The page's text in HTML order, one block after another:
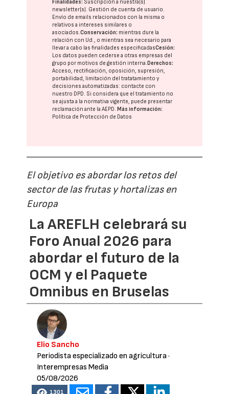
Finalidades: Suscripción a nuestra(s)
newsletter(s). Gestión de cuenta de usuario.
Envío de emails relacionados con la misma o
relativos a intereses similares o
asociados.Conservación: mientras dure la
relación con Ud., o mientras sea necesario para
llevar a cabo las finalidades especificadasCesión:
Los datos pueden cederse a otras empresas del
grupo por motivos de gestión interna. Derechos:
Acceso, rectificación, oposición, supresión,
portabilidad, limitación del tratatamiento y
decisiones automatizadas: contacte con
nuestro DPD. Si considera que el tratamiento no
se ajusta a la normativa vigente, puede presentar
reclamación ante laAEPD. Más información:
Política de Protección de Datos
El objetivo es abordar los retos del
sector de las frutas y hortalizas en
Europa
La AREFLH celebrará su
Foro Anual 2026 para
abordar el futuro de la
OCM y el Paquete
Omnibus en Bruselas
Elio Sancho
Periodista especializado en agricultura·
Interempresas Media
05/08/2026
1301